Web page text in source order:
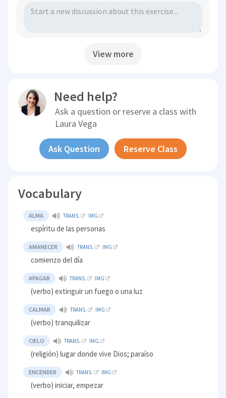
View more
Need help?
Ask a question or reserve a class with
Laura Vega
Ask Question Reserve Class
Vocabulary
ALMA TRANS. IMG
espíritu de las personas
AMANECER TRANS. IMG
comienzo del día
APAGAR TRANS. IMG
(verbo) extinguir un fuego o una luz
CALMAR TRANS. IMG
(verbo) tranquilizar
CIELO TRANS. IMG
(religión) lugar donde vive Dios; paraíso
ENCENDER TRANS. IMG
(verbo) iniciar, empezar